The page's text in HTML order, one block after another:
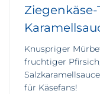
Knuspriger
fruchtiger
für Käsefans!